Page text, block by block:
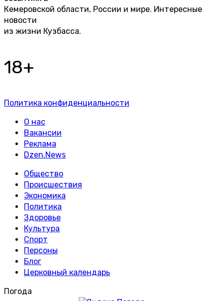
Кемеровской области, России и мире. Интересные
новости
из жизни Кузбасса.
18+
Политика конфиденциальности
О нас
Вакансии
Реклама
Dzen.News
Общество
Происшествия
Экономика
Политика
Здоровье
Культура
Спорт
Персоны
Блог
Церковный календарь
Погода